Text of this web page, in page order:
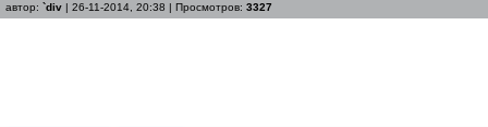
автор: `div | 26-11-2014, 20:38 | Просмотров: 3327